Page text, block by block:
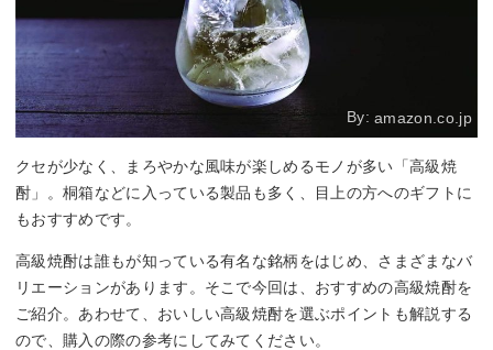
By:amazon.co.jp
クセが少なく、まろやかな風味が楽しめるモノが多い「高級焼
酎」。桐箱などに入っている製品も多く、目上の方へのギフトに
もおすすめです。
高級焼酎は誰もが知っている有名な銘柄をはじめ、さまざまなバ
リエーションがあります。そこで今回は、おすすめの高級焼酎を
ご紹介。あわせて、おいしい高級焼酎を選ぶポイントも解説する
ので、購入の際の参考にしてみてください。